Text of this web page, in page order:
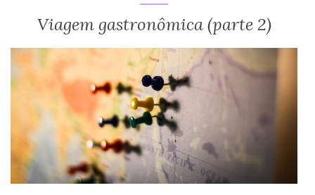
Viagem gastronômica (parte 2)